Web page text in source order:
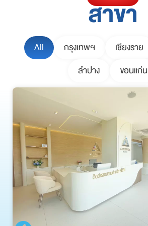
สาขา
All กรุงเทพฯ เชียงราย
ลำปาง
ขอนแก่น